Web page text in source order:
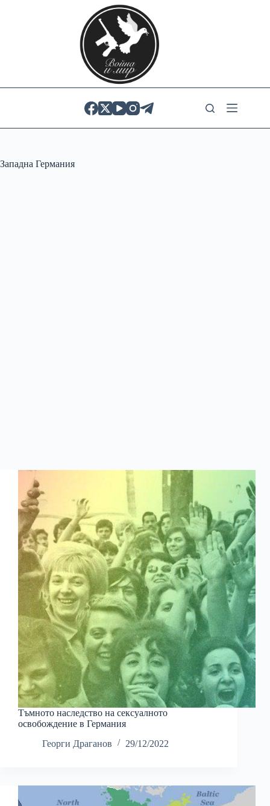
Западна Германия
Тъмното наследство на сексуалното
освобождение в Германия
Георги Драганов
29/12/2022